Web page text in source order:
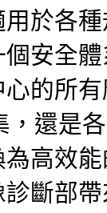
於各
安全
的所
，還是
高效
斷部